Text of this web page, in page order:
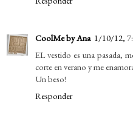
CoolMe by Ana 1/10/12,
EL vestido es una pasada,
corte en verano y me
Un beso!
Responder